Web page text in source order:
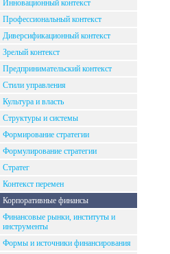
Инновационный контекст
Профессиональный контекст
Диверсификационный контекст
Зрелый контекст
Предпринимательский контекст
Стили управления
Культура и власть
Структуры и системы
Формирование стратегии
Формулирование стратегии
Стратег
Контекст перемен
Корпоративные финансы
Финансовые рынки, институты и
инструменты
Формы и источники финансирования